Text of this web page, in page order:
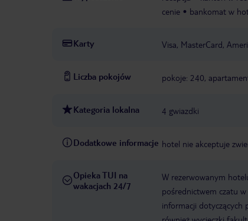
cenie
bankomat w
Karty Visa, MasterCard,
Liczba pokojów pokoje: 240,
Kategoria lokalna 4 gwiazdki
Dodatkowe informacje hotel nie akceptuje
Opieka TUI na
wakacjach 24/7
W rezerwowanym
pośrednictwem czatu
informacji dotyczących